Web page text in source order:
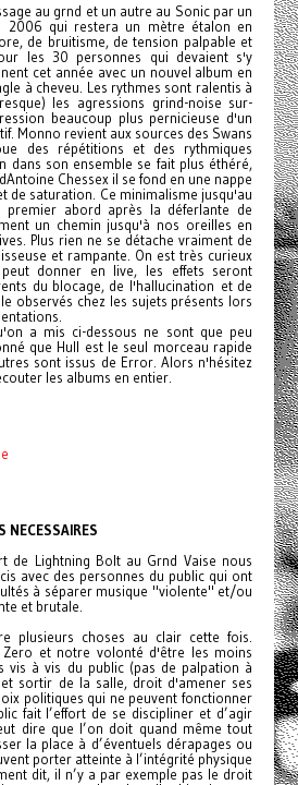
au grnd et un autre au Sonic par un
2006 qui restera un mètre étalon en
de bruitisme, de tension palpable et
les 30 personnes qui devaient s'y
cet année avec un nouvel album en
à cheveu. Les rythmes sont ralentis à
les agressions grind-noise sur-
beaucoup plus pernicieuse d'un
Monno revient aux sources des Swans
des répétitions et des rythmiques
dans son ensemble se fait plus éthéré,
Chessex il se fond en une nappe
de saturation. Ce minimalisme jusqu'au
premier abord après la déferlante de
un chemin jusqu'à nos oreilles en
Plus rien ne se détache vraiment de
et rampante. On est très curieux
donner en live, les effets seront
du blocage, de l'hallucination et de
observés chez les sujets présents lors
a mis ci-dessous ne sont que peu
que Hull est le seul morceau rapide
sont issus de Error. Alors n'hésitez
les albums en entier.
NECESSAIRES
de Lightning Bolt au Grnd Vaise nous
avec des personnes du public qui ont
à séparer musique "violente" et/ou
et brutale.
plusieurs choses au clair cette fois.
Zero et notre volonté d'être les moins
vis à vis du public (pas de palpation à
sortir de la salle, droit d'amener ses
politiques qui ne peuvent fonctionner
fait l’effort de se discipliner et d’agir
dire que l’on doit quand même tout
la place à d’éventuels dérapages ou
porter atteinte à l’intégrité physique
dit, il n’y a par exemple pas le droit